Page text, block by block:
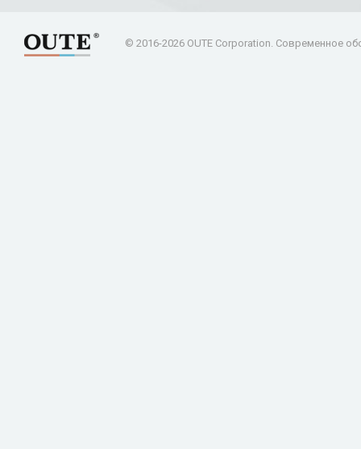
© 2016-2026 OUTE Corporation. Современное